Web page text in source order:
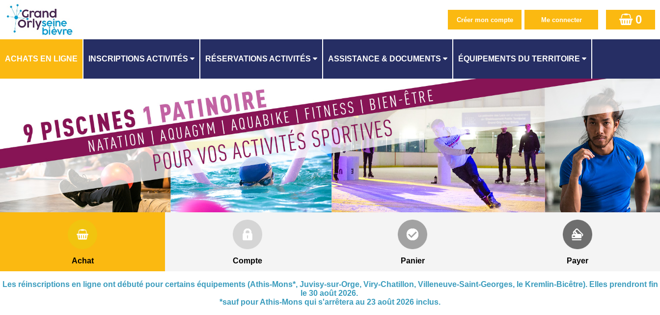
0
ACHATS EN LIGNE INSCRIPTIONS ACTIVITÉS RÉSERVATIONS ACTIVITÉS ASSISTANCE & DOCUMENTS
CONTACTEZ-NOUS
CHARTE RGPD
CGV EQUIPEMENTS AQUATIQUES
RI EQUIPEMENTS AQUATIQUES
CGV PATINOIRE
RI PATINOIRE
TUTO RÉSERVATION D'ACTIVITÉ
VILLES DE L'EPT GOSB
ÉQUIPEMENTS DU TERRITOIRE
PISCINE CAMILLE MUFFAT AU KREMLIN-BICÊTRE
CENTRE AQUATIQUE À ATHIS-MONS
PISCINE SUZANNE BERLIOUX À JUVISY
PISCINE À CACHAN
PISCINE À L'HAŸ-LES-ROSES
PISCINE MÉLINÉE MANOUCHIAN À FRESNES
PISCINE DES LACS À VIRY-CHATILLON
STADE NAUTIQUE YOURI GAGARINE À VILLEJUIF
CENTRE NAUTIQUE À VILLENEUVE-SAINT-
PATINOIRE DES LACS À VIRY-CHATILLON
Achat Compte Panier Payer
Les réinscriptions en ligne ont débuté pour certains équipements (Athis-Mons*, Juvisy-sur-Orge, Viry-Chatillon, Villeneuve-Saint-Georges, le Kremlin-Bicêtre). Elles prendront fin
le 30 août 2026.
*sauf pour Athis-Mons qui s'arrêtera au 23 août 2026 inclus.